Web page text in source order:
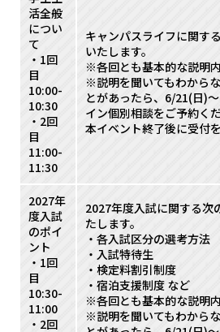
活全般
につい
て
・1回
目
10:00-
10:30
・2回
目
11:00-
11:30
キャンパスライフに関す
いたします。
※各回とも基本的な説明内
※説明を聞いてもわから
とがあったら、6/21(日)
イン個別相談をご予約くだ
本イベント終了後に受付
2027年
度入試
のポイ
ント
・1回
目
10:30-
11:00
・2回
2027年度入試に関する次
たします。
・各入試区分の選考方法
・入試特待生
・検定料割引制度
・宿泊支援制度 など
※各回とも基本的な説明内
※説明を聞いてもわから